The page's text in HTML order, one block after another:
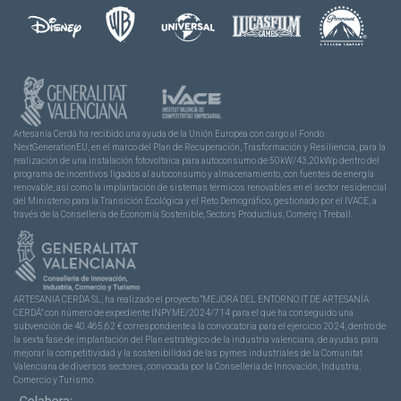
Artesanía Cerdá ha recibido una ayuda de la Unión Europea con cargo al Fondo
NextGenerationEU, en el marco del Plan de Recuperación, Trasformación y Resiliencia, para la
realización de una instalación fotovoltaica para autoconsumo de 50kW/43,20kWp dentro del
programa de incentivos ligados al autoconsumo y almacenamiento, con fuentes de energía
renovable, así como la implantación de sistemas térmicos renovables en el sector residencial
del Ministerio para la Transición Ecológica y el Reto Demográfico, gestionado por el IVACE, a
través de la Consellería de Economía Sostenible, Sectors Productius, Comerç i Treball.
ARTESANIA CERDA SL, ha realizado el proyecto “MEJORA DEL ENTORNO IT DE ARTESANÍA
CERDÁ” con número de expediente INPYME/2024/714 para el que ha conseguido una
subvención de 40.465,62 € correspondiente a la convocatoria para el ejercicio 2024, dentro de
la sexta fase de implantación del Plan estratégico de la industria valenciana, de ayudas para
mejorar la competitividad y la sostenibilidad de las pymes industriales de la Comunitat
Valenciana de diversos sectores, convocada por la Conselleria de Innovación, Industria,
Comercio y Turismo.